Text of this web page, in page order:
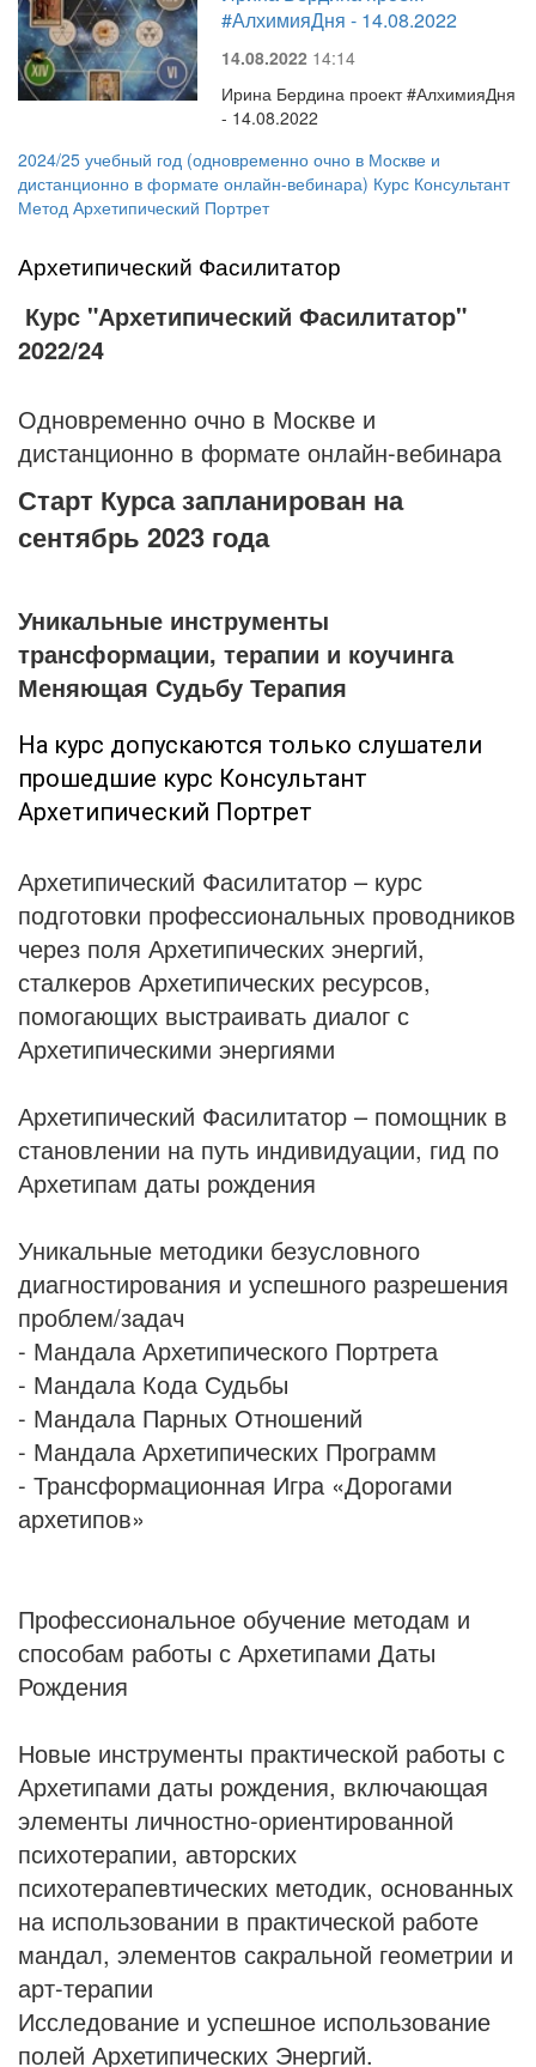
#АлхимияДня - 14.08.2022
14.08.2022 14:14
Ирина Бердина проект #АлхимияДня
- 14.08.2022
2024/25 учебный год (одновременно очно в Москве и
дистанционно в формате онлайн-вебинара) Курс Консультант
Метод Архетипический Портрет
Архетипический Фасилитатор
Курс "Архетипический Фасилитатор"
2022/24
Одновременно очно в Москве и
дистанционно в формате онлайн-вебинара
Старт Курса запланирован на
сентябрь 2023 года
Уникальные инструменты
трансформации, терапии и коучинга
Меняющая Судьбу Терапия
На курс допускаются только слушатели
прошедшие курс Консультант
Архетипический Портрет
Архетипический Фасилитатор – курс
подготовки профессиональных проводников
через поля Архетипических энергий,
сталкеров Архетипических ресурсов,
помогающих выстраивать диалог с
Архетипическими энергиями
Архетипический Фасилитатор – помощник в
становлении на путь индивидуации, гид по
Архетипам даты рождения
Уникальные методики безусловного
диагностирования и успешного разрешения
проблем/задач
- Мандала Архетипического Портрета
- Мандала Кода Судьбы
- Мандала Парных Отношений
- Мандала Архетипических Программ
- Трансформационная Игра «Дорогами
архетипов»
Профессиональное обучение методам и
способам работы с Архетипами Даты
Рождения
Новые инструменты практической работы с
Архетипами даты рождения, включающая
элементы личностно-ориентированной
психотерапии, авторских
психотерапевтических методик, основанных
на использовании в практической работе
мандал, элементов сакральной геометрии и
арт-терапии
Исследование и успешное использование
полей Архетипических Энергий.